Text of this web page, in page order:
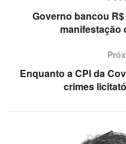
Governo bancou
manifestação
Enquanto a CPI da
crimes